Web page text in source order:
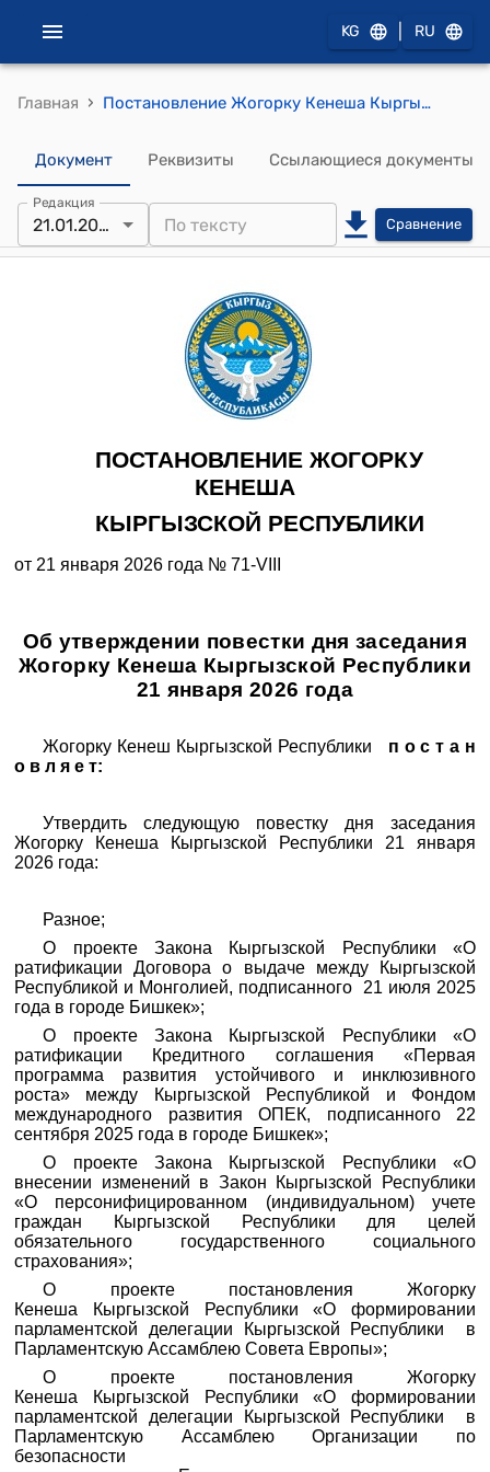
KG RU
Главная › Постановление Жогорку Кенеша Кыргызской Республики от 21 января 2026 года № 71-VIII "Об утверждении повестки дня заседания Жогорку Кенеша Кыргызской Республики 21 января 2026 года"
Документ Реквизиты Ссылающиеся документы
Редакция
21.01.2026 Сравнение